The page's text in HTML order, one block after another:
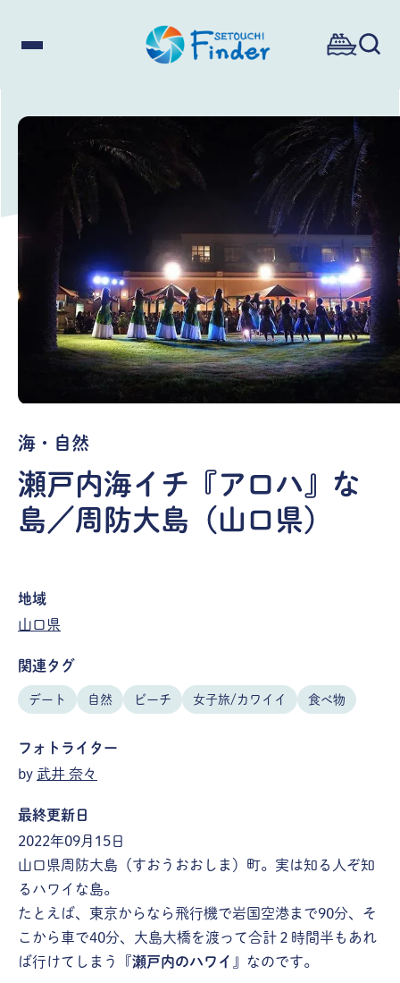
海・自然
瀬戸内海イチ『アロハ』な
島／周防大島（山口県）
地域
山口県
関連タグ
デート 自然 ビーチ 女子旅/カワイイ 食べ物
フォトライター
by 武井 奈々
最終更新日
2022年09月15日
山口県周防大島（すおうおおしま）町。実は知る人ぞ知
るハワイな島。
たとえば、東京からなら飛行機で岩国空港まで90分、そ
こから車で40分、大島大橋を渡って合計２時間半もあれ
ば行けてしまう『瀬戸内のハワイ 』なのです。